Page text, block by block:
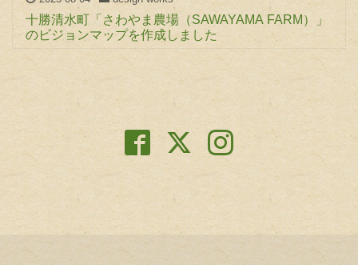
十勝清水町「さわやま農場（SAWAYAMA FARM）」
のビジョンマップを作成しました